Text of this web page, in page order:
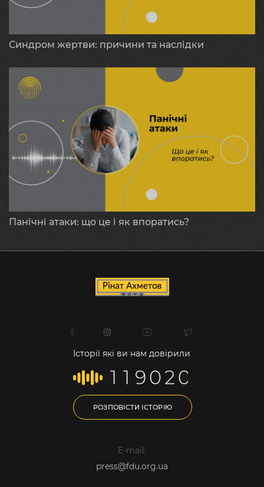
Синдром жертви: причини та наслідки
Панічні атаки: що це і як впоратись?
Історії які ви нам довірили
1 1 9020
РОЗПОВІСТИ ІСТОРІЮ
E-mail:
press@fdu.org.ua